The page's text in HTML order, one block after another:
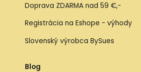
Doprava ZDARMA nad 59 €,-
Registrácia na Eshope - výhody
Slovenský výrobca BySues
Blog